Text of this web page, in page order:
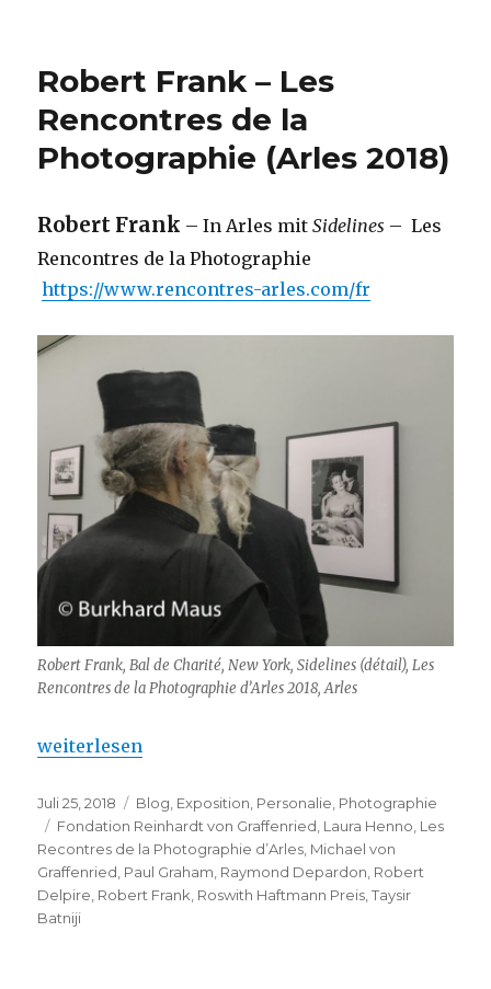
Robert Frank – Les
Rencontres de la
Photographie (Arles 2018)
Robert Frank – In Arles mitSidelines – Les
Rencontres de la Photographie
https://www.rencontres-arles.com/fr
Robert Frank, Bal de Charité, New York, Sidelines (détail), Les
Rencontres de la Photographie d’Arles 2018, Arles
„Robert Frank – Les Rencontres de la
weiterlesen
Veröffentlicht
am
Juli 25, 2018 Kategorien
Blog, Exposition, Personalie, Photographie
Schlagwörter
Fondation Reinhardt von Graffenried, Laura Henno, Les
Recontres de la Photographie d’Arles, Michael von
Graffenried, Paul Graham, Raymond Depardon, Robert
Delpire, Robert Frank, Roswith Haftmann Preis,Taysir
Batniji